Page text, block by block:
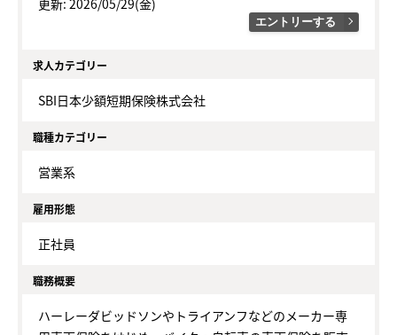
エントリーする
求人カテゴリー
SBI日本少額短期保険株式会社
職種カテゴリー
営業系
雇用形態
正社員
職務概要
ハーレーダビッドソンやトライアンフなどのメーカー専